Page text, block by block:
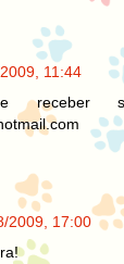
11:44
receber
2009, 17:00